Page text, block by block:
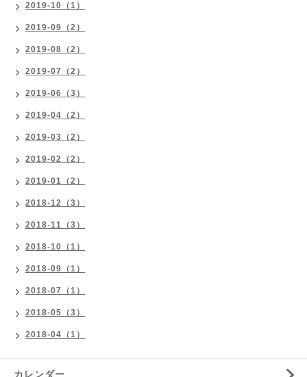
2019-10（1）
2019-09（2）
2019-08（2）
2019-07（2）
2019-06（3）
2019-04（2）
2019-03（2）
2019-02（2）
2019-01（2）
2018-12（3）
2018-11（3）
2018-10（1）
2018-09（1）
2018-07（1）
2018-05（3）
2018-04（1）
カレンダー